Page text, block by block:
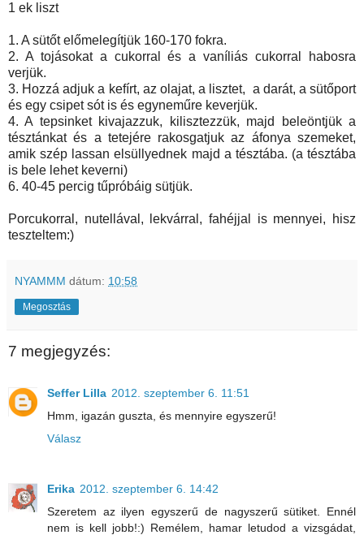
1 ek liszt
1. A sütőt előmelegítjük 160-170 fokra.
2. A tojásokat a cukorral és a vaníliás cukorral habosra
verjük.
3. Hozzá adjuk a kefírt, az olajat, a lisztet, a darát, a sütőport
és egy csipet sót is és egyneműre keverjük.
4. A tepsinket kivajazzuk, kilisztezzük, majd beleöntjük a
tésztánkat és a tetejére rakosgatjuk az áfonya szemeket,
amik szép lassan elsüllyednek majd a tésztába. (a tésztába
is bele lehet keverni)
6. 40-45 percig tűpróbáig sütjük.
Porcukorral, nutellával, lekvárral, fahéjjal is mennyei, hisz
teszteltem:)
NYAMMM dátum: 10:58
Megosztás
7 megjegyzés:
Seffer Lilla 2012. szeptember 6. 11:51
Hmm, igazán guszta, és mennyire egyszerű!
Válasz
Erika 2012. szeptember 6. 14:42
Szeretem az ilyen egyszerű de nagyszerű sütiket. Ennél
nem is kell jobb!:) Remélem, hamar letudod a vizsgádat,